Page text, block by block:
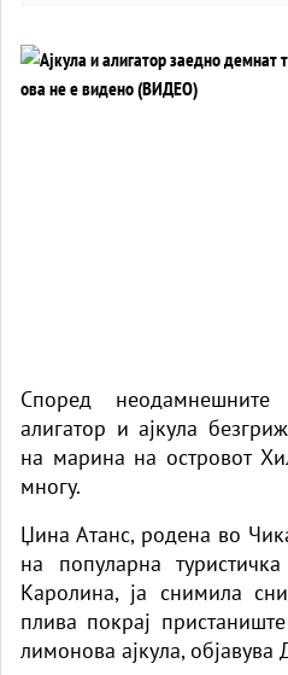
Според
алигатор и ајкула
на марина на островот
многу.
Џина Атанс, родена во
на популарна
Каролина, ја снимила
плива покрај
лимонова ајкула, објавува